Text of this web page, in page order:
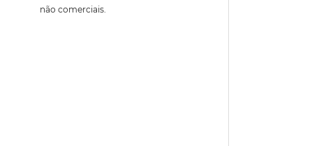
não comerciais.